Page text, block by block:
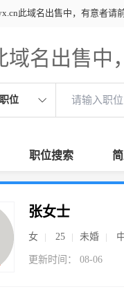
此域名出售中，有意者请
域名出售中
职位
职位搜索
张女士
女 25 未婚
更新时间： 08-06